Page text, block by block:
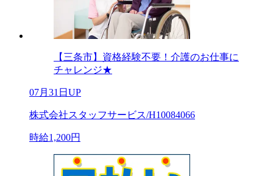
【三条市】資格経験不要！介護のお仕事に
チャレンジ★
07月31日UP
株式会社スタッフサービス/H10084066
時給1,200円